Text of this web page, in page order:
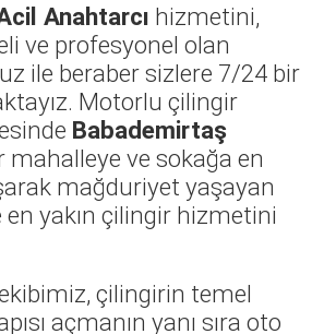
Anahtarcı hizmetini,
ve profesyonel olan
ile beraber sizlere 7/24 bir
Motorlu çilingir
Babademirtaş
mahalleye ve sokağa en
mağduriyet yaşayan
yakın çilingir hizmetini
çilingirin temel
açmanın yanı sıra oto